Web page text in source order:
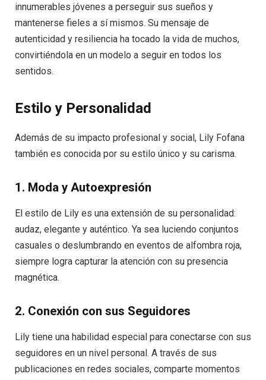
innumerables jóvenes a perseguir sus sueños y
mantenerse fieles a sí mismos. Su mensaje de
autenticidad y resiliencia ha tocado la vida de muchos,
convirtiéndola en un modelo a seguir en todos los
sentidos.
Estilo y Personalidad
Además de su impacto profesional y social, Lily Fofana
también es conocida por su estilo único y su carisma.
1. Moda y Autoexpresión
El estilo de Lily es una extensión de su personalidad:
audaz, elegante y auténtico. Ya sea luciendo conjuntos
casuales o deslumbrando en eventos de alfombra roja,
siempre logra capturar la atención con su presencia
magnética.
2. Conexión con sus Seguidores
Lily tiene una habilidad especial para conectarse con sus
seguidores en un nivel personal. A través de sus
publicaciones en redes sociales, comparte momentos